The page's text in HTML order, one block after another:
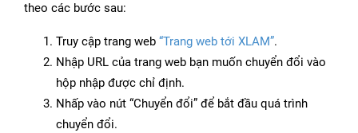
theo các bước sau:
Truy cập trang web “Trang web tới XLAM”.
Nhập URL của trang web bạn muốn chuyển đổi vào
hộp nhập được chỉ định.
Nhấp vào nút “Chuyển đổi” để bắt đầu quá trình
chuyển đổi.